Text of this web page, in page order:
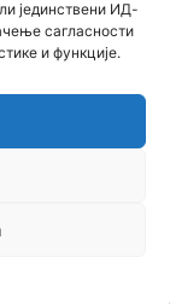
јединствени ИД-
сагласности
и функције.
reserved